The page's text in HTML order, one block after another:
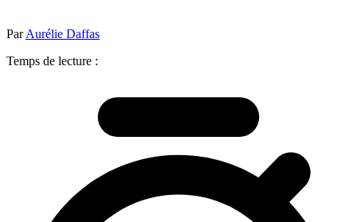
ParAurélie Daffas
Temps de lecture :